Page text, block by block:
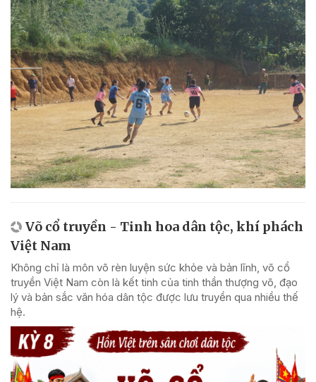
Võ cổ truyền - Tinh hoa dân tộc, khí phách
Việt Nam
Không chỉ là môn võ rèn luyện sức khỏe và bản lĩnh, võ cổ
truyền Việt Nam còn là kết tinh của tinh thần thượng võ, đạo
lý và bản sắc văn hóa dân tộc được lưu truyền qua nhiều thế
hệ.